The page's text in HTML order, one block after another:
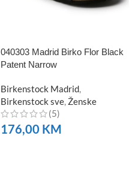
040303 Madrid Birko Flor Black
Patent Narrow
Birkenstock Madrid
Birkenstock sve Ženske
(5)
176,00 KM